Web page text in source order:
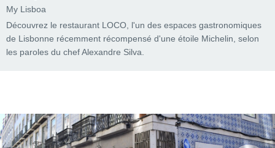
My Lisboa
Découvrez le restaurant LOCO, l'un des espaces gastronomiques
de Lisbonne récemment récompensé d'une étoile Michelin, selon
les paroles du chef Alexandre Silva.